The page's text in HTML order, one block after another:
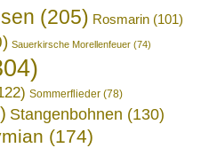
(205) Rosmarin (101)
Sauerkirsche Morellenfeuer (74)
Sommerflieder (78)
Stangenbohnen (130)
(174)